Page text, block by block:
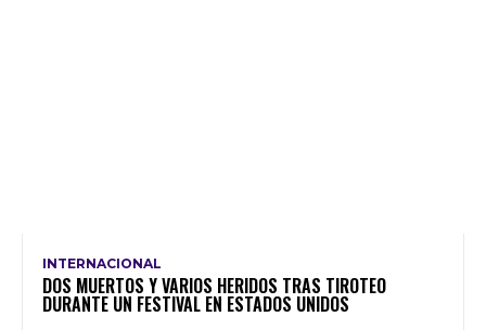
INTERNACIONAL
DOS MUERTOS Y VARIOS HERIDOS TRAS TIROTEO
DURANTE UN FESTIVAL EN ESTADOS UNIDOS